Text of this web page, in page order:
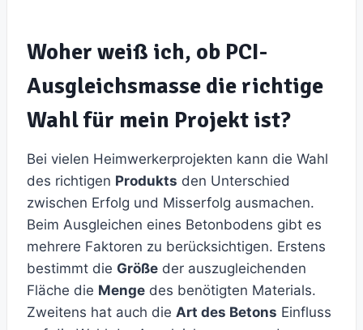
Woher weiß ich, ob PCI-
Ausgleichsmasse die richtige
Wahl für mein Projekt ist?
Bei vielen Heimwerkerprojekten kann die Wahl
des richtigen Produkts den Unterschied
zwischen Erfolg und Misserfolg ausmachen.
Beim Ausgleichen eines Betonbodens gibt es
mehrere Faktoren zu berücksichtigen. Erstens
bestimmt die Größe der auszugleichenden
Fläche die Menge des benötigten Materials.
Zweitens hat auch die Art des Betons Einfluss